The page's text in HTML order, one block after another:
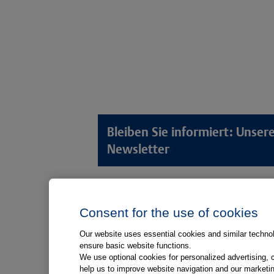
Bleiben Sie informiert:
Newsletter
Anamnese von Patient*innen
Aufnahme von Patient*innen
Aufklärung von Patient*innen
Kliniken
Digitale
Consent for the use of cookies
Our website uses essential cookies and similar
ensure basic website functions.
We use optional cookies for personalized
help us to improve website navigation and our